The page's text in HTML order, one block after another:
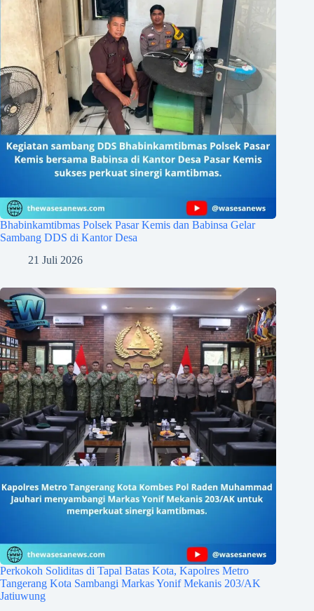
Bhabinkamtibmas Polsek Pasar Kemis dan Babinsa Gelar
Sambang DDS di Kantor Desa
21 Juli 2026
Perkokoh Soliditas di Tapal Batas Kota, Kapolres Metro
Tangerang Kota Sambangi Markas Yonif Mekanis 203/AK
Jatiuwung